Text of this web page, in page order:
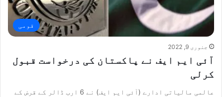
قومی
جنوری 9, 2022
آئی ایم ایف نے پاکستان کی درخواست قبول
کرلی
عالمی مالیاتی ادارے (آئی ایم ایف) نے 6 ارب ڈالر کے قرض کے